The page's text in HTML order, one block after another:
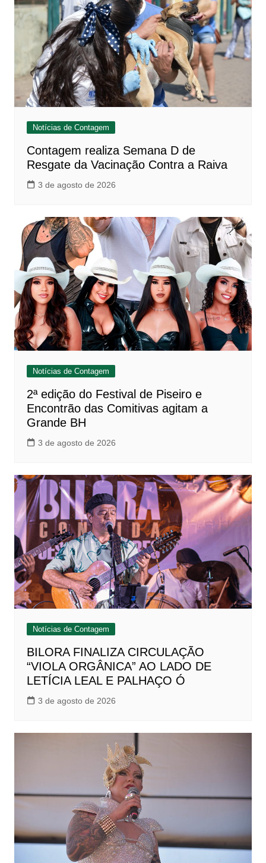
Notícias de Contagem
Contagem realiza Semana D de
Resgate da Vacinação Contra a Raiva
3 de agosto de 2026
Notícias de Contagem
2ª edição do Festival de Piseiro e
Encontrão das Comitivas agitam a
Grande BH
3 de agosto de 2026
Notícias de Contagem
BILORA FINALIZA CIRCULAÇÃO
“VIOLA ORGÂNICA” AO LADO DE
LETÍCIA LEAL E PALHAÇO Ó
3 de agosto de 2026